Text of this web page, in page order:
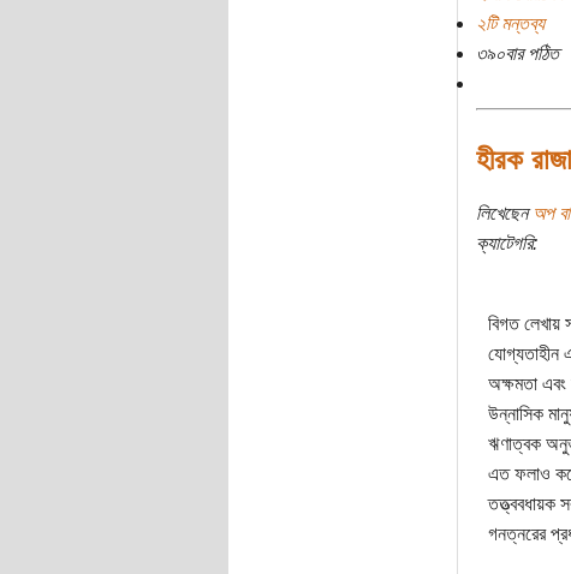
২টি মন্তব্য
৩৯০বার পঠিত
হীরক
লিখেছেনঅপ
ক্যাটেগরি:
বিগত লেখায়
যোগ্যতাহীন
অক্ষমতা এবং
উন্নাসিক
ঋণাত্বক
এত ফলাও
তত্ত্ববধায়ক
গনত্নরের